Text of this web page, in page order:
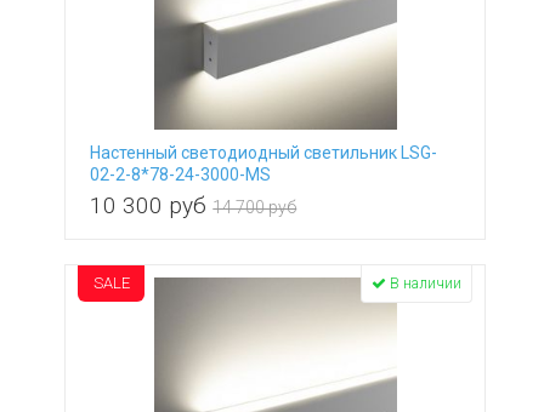
Настенный светодиодный светильник LSG-
02-2-8*78-24-3000-MS
10 300 руб 14 700 руб
SALE В наличии